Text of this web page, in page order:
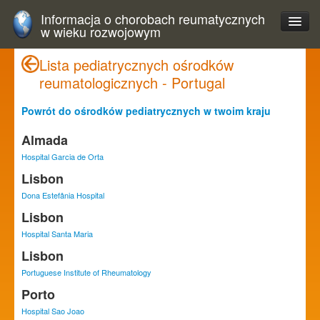
Informacja o chorobach reumatycznych
w wieku rozwojowym
Lista pediatrycznych ośrodków
reumatologicznych - Portugal
Powrót do ośrodków pediatrycznych w twoim kraju
Almada
Hospital Garcia de Orta
Lisbon
Dona Estefânia Hospital
Lisbon
Hospital Santa Maria
Lisbon
Portuguese Institute of Rheumatology
Porto
Hospital Sao Joao